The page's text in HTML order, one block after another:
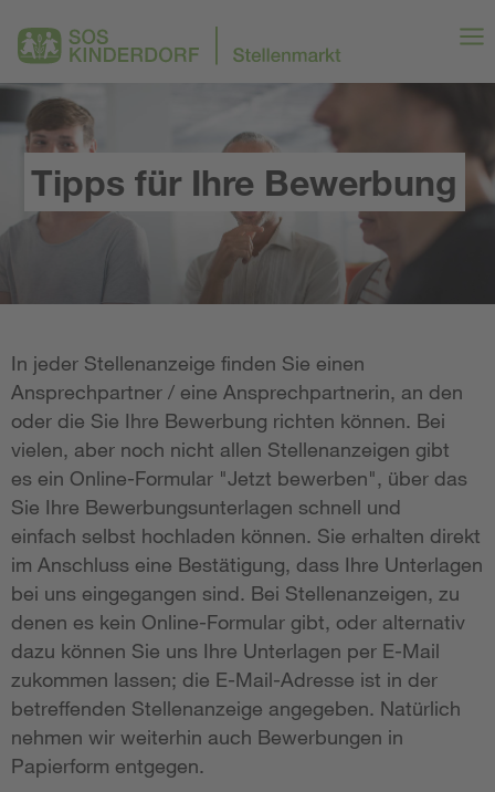
Tipps für Ihre Bewerbung
In jeder Stellenanzeige finden Sie einen
Ansprechpartner / eine Ansprechpartnerin, an den
oder die Sie Ihre Bewerbung richten können. Bei
vielen, aber noch nicht allen Stellenanzeigen gibt
es ein Online-Formular "Jetzt bewerben", über das
Sie Ihre Bewerbungsunterlagen schnell und
einfach selbst hochladen können. Sie erhalten direkt
im Anschluss eine Bestätigung, dass Ihre Unterlagen
bei uns eingegangen sind. Bei Stellenanzeigen, zu
denen es kein Online-Formular gibt, oder alternativ
dazu können Sie uns Ihre Unterlagen per E-Mail
zukommen lassen; die E-Mail-Adresse ist in der
betreffenden Stellenanzeige angegeben. Natürlich
nehmen wir weiterhin auch Bewerbungen in
Papierform entgegen.